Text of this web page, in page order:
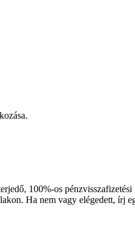
100%-os
Ha nem vagy elégedett, írj